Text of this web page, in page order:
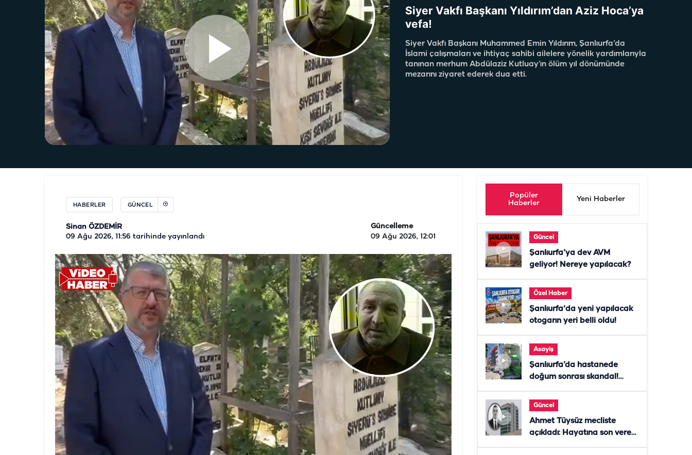
Siyer Vakfı Başkanı Yıldırım’dan Aziz Hoca’ya
vefa!
Siyer Vakfı Başkanı Muhammed Emin Yıldırım, Şanlıurfa’da
İslami çalışmaları ve ihtiyaç sahibi ailelere yönelik yardımlarıyla
tanınan merhum Abdülaziz Kutluay’ın ölüm yıl dönümünde
mezarını ziyaret ederek dua etti.
HABERLER GÜNCEL
Sinan ÖZDEMİR
09 Ağu 2026, 11:56 tarihinde yayınlandı
Güncelleme
09 Ağu 2026, 12:01
Popüler
Haberler
Yeni Haberler
Güncel
Şanlıurfa’ya dev AVM
geliyor! Nereye yapılacak?
Özel Haber
Şanlıurfa'da yeni yapılacak
otogarın yeri belli oldu!
Asayiş
Şanlıurfa’da hastanede
doğum sonrası skandal!
Güncel
Ahmet Tüysüz mecliste
açıkladı: Hayatına son veren